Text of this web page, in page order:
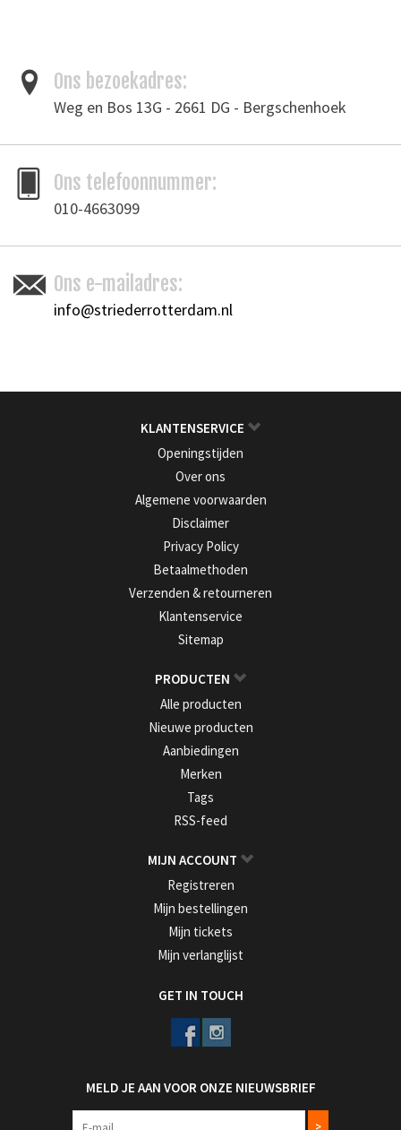
Ons bezoekadres:
Weg en Bos 13G - 2661 DG - Bergschenhoek
Ons telefoonnummer:
010-4663099
Ons e-mailadres:
info@striederrotterdam.nl
KLANTENSERVICE
Openingstijden
Over ons
Algemene voorwaarden
Disclaimer
Privacy Policy
Betaalmethoden
Verzenden & retourneren
Klantenservice
Sitemap
PRODUCTEN
Alle producten
Nieuwe producten
Aanbiedingen
Merken
Tags
RSS-feed
MIJN ACCOUNT
Registreren
Mijn bestellingen
Mijn tickets
Mijn verlanglijst
GET IN TOUCH
MELD JE AAN VOOR ONZE NIEUWSBRIEF
>